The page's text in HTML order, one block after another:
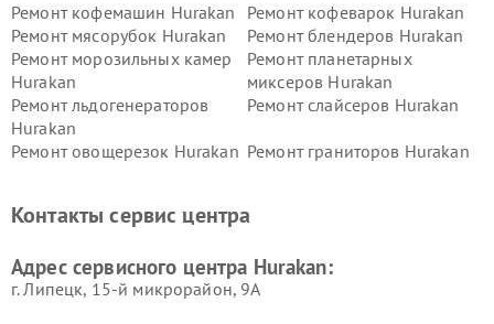
Ремонт кофемашин Hurakan
Ремонт кофеварок Hurakan
Ремонт мясорубок Hurakan
Ремонт блендеров Hurakan
Ремонт морозильных камер
Hurakan
Ремонт планетарных
миксеров Hurakan
Ремонт льдогенераторов
Hurakan
Ремонт слайсеров Hurakan
Ремонт овощерезок Hurakan Ремонт граниторов Hurakan
Hurakan
Контакты сервис центра
Адрес сервисного центра Hurakan:
г. Липецк, 15-й микрорайон, 9А